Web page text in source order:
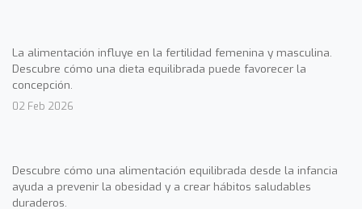
La alimentación influye en la fertilidad femenina y masculina.
Descubre cómo una dieta equilibrada puede favorecer la
concepción.
02 Feb 2026
Descubre cómo una alimentación equilibrada desde la infancia
ayuda a prevenir la obesidad y a crear hábitos saludables
duraderos.